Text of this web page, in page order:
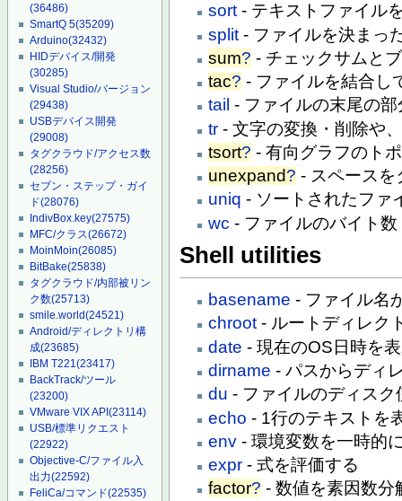
(36486)
SmartQ 5(35209)
Arduino(32432)
HIDデバイス/開発
(30285)
Visual Studio/バージョン
(29438)
USBデバイス開発
(29008)
タグクラウド/アクセス数
(28256)
セブン・ステップ・ガイ
ド(28076)
IndivBox.key(27575)
MFC/クラス(26672)
MoinMoin(26085)
BitBake(25838)
タグクラウド/内部被リン
ク数(25713)
smile.world(24521)
Android/ディレクトリ構
成(23685)
IBM T221(23417)
BackTrack/ツール
(23200)
VMware VIX API(23114)
USB/標準リクエスト
(22922)
Objective-C/ファイル入
出力(22592)
FeliCa/コマンド(22535)
sort- テキストファイル
split - ファイルを決まっ
sum? - チェックサムと
tac? - ファイルを結合し
tail - ファイルの末尾の
tr - 文字の変換・削除や
tsort? - 有向グラフのト
unexpand? - スペースを
uniq - ソートされたファ
wc - ファイルのバイト
Shell utilities
basename - ファイル名
chroot- ルートディレク
date - 現在のOS日時を
dirname - パスからディ
du - ファイルのディス
echo - 1行のテキストを
env - 環境変数を一時的
expr - 式を評価する
factor? - 数値を素因数分